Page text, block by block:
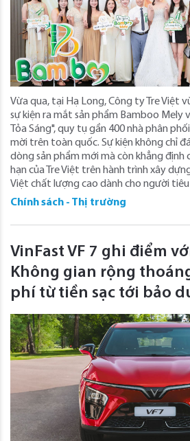
Vừa qua, tại Hạ Long, Công ty Tre Việt
sự kiện ra mắt sản phẩm Bamboo Mely
Tỏa Sáng", quy tụ gần 400 nhà phân
mời trên toàn quốc. Sự kiện không chỉ
dòng sản phẩm mới mà còn khẳng định
hạn của Tre Việt trên hành trình xây
Việt chất lượng cao dành cho người
Chính sách - Thị trường
VinFast VF 7 ghi điểm
Không gian rộng
phí từ tiền sạc tới bảo